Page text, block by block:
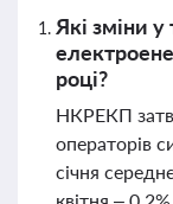
Які зміни
році?
НКРЕКП
операторів
січня